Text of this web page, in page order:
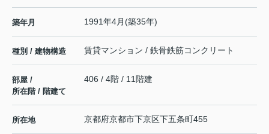
築年月 1991年4月(築35年)
種別 / 建物構造 賃貸マンション / 鉄骨鉄筋コンクリート
部屋 /
所在階 / 階建て
406 / 4階 / 11階建
所在地 京都府京都市下京区下五条町455